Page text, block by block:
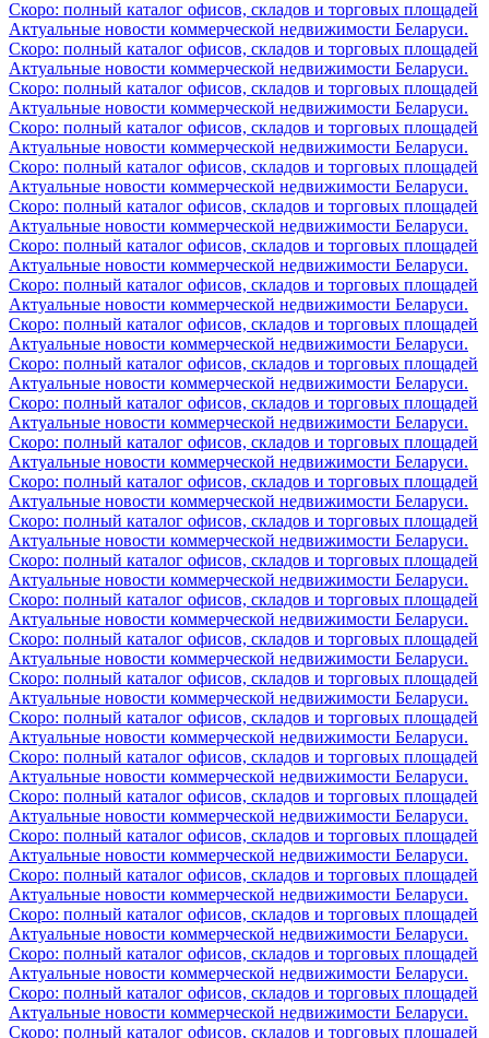
Скоро: полный каталог офисов, складов и торговых площадей
Актуальные новости коммерческой недвижимости Беларуси.
Скоро: полный каталог офисов, складов и торговых площадей
Актуальные новости коммерческой недвижимости Беларуси.
Скоро: полный каталог офисов, складов и торговых площадей
Актуальные новости коммерческой недвижимости Беларуси.
Скоро: полный каталог офисов, складов и торговых площадей
Актуальные новости коммерческой недвижимости Беларуси.
Скоро: полный каталог офисов, складов и торговых площадей
Актуальные новости коммерческой недвижимости Беларуси.
Скоро: полный каталог офисов, складов и торговых площадей
Актуальные новости коммерческой недвижимости Беларуси.
Скоро: полный каталог офисов, складов и торговых площадей
Актуальные новости коммерческой недвижимости Беларуси.
Скоро: полный каталог офисов, складов и торговых площадей
Актуальные новости коммерческой недвижимости Беларуси.
Скоро: полный каталог офисов, складов и торговых площадей
Актуальные новости коммерческой недвижимости Беларуси.
Скоро: полный каталог офисов, складов и торговых площадей
Актуальные новости коммерческой недвижимости Беларуси.
Скоро: полный каталог офисов, складов и торговых площадей
Актуальные новости коммерческой недвижимости Беларуси.
Скоро: полный каталог офисов, складов и торговых площадей
Актуальные новости коммерческой недвижимости Беларуси.
Скоро: полный каталог офисов, складов и торговых площадей
Актуальные новости коммерческой недвижимости Беларуси.
Скоро: полный каталог офисов, складов и торговых площадей
Актуальные новости коммерческой недвижимости Беларуси.
Скоро: полный каталог офисов, складов и торговых площадей
Актуальные новости коммерческой недвижимости Беларуси.
Скоро: полный каталог офисов, складов и торговых площадей
Актуальные новости коммерческой недвижимости Беларуси.
Скоро: полный каталог офисов, складов и торговых площадей
Актуальные новости коммерческой недвижимости Беларуси.
Скоро: полный каталог офисов, складов и торговых площадей
Актуальные новости коммерческой недвижимости Беларуси.
Скоро: полный каталог офисов, складов и торговых площадей
Актуальные новости коммерческой недвижимости Беларуси.
Скоро: полный каталог офисов, складов и торговых площадей
Актуальные новости коммерческой недвижимости Беларуси.
Скоро: полный каталог офисов, складов и торговых площадей
Актуальные новости коммерческой недвижимости Беларуси.
Скоро: полный каталог офисов, складов и торговых площадей
Актуальные новости коммерческой недвижимости Беларуси.
Скоро: полный каталог офисов, складов и торговых площадей
Актуальные новости коммерческой недвижимости Беларуси.
Скоро: полный каталог офисов, складов и торговых площадей
Актуальные новости коммерческой недвижимости Беларуси.
Скоро: полный каталог офисов, складов и торговых площадей
Актуальные новости коммерческой недвижимости Беларуси.
Скоро: полный каталог офисов, складов и торговых площадей
Актуальные новости коммерческой недвижимости Беларуси.
Скоро: полный каталог офисов, складов и торговых площадей